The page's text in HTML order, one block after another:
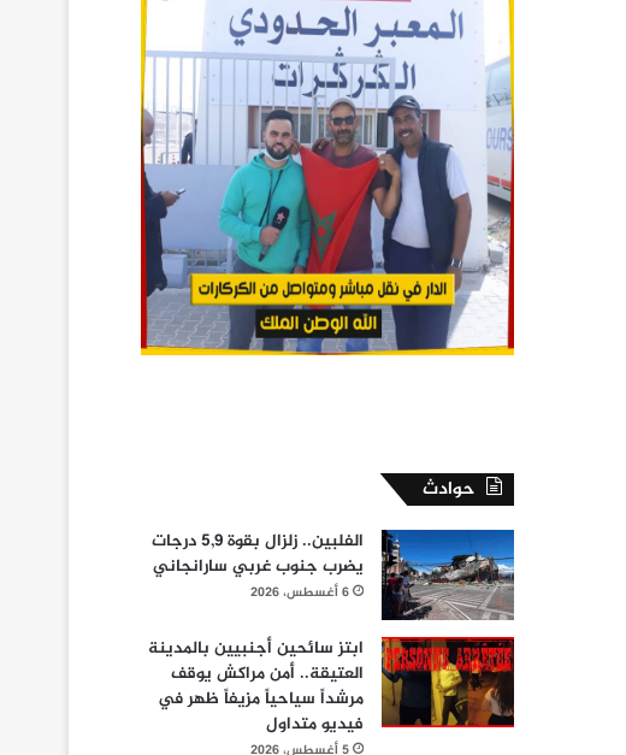
حوادث
الفلبين.. زلزال بقوة 5,9 درجات
يضرب جنوب غربي سارانجاني
6 أغسطس، 2026
ابتز سائحين أجنبيين بالمدينة
العتيقة.. أمن مراكش يوقف
مرشداً سياحياً مزيفاً ظهر في
فيديو متداول